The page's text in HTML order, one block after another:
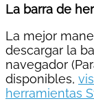
La barra de
La mejor
descargar la
navegador
disponibles,
herramientas